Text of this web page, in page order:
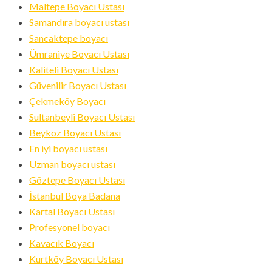
Maltepe Boyacı Ustası
Samandıra boyacı ustası
Sancaktepe boyacı
Ümraniye Boyacı Ustası
Kaliteli Boyacı Ustası
Güvenilir Boyacı Ustası
Çekmeköy Boyacı
Sultanbeyli Boyacı Ustası
Beykoz Boyacı Ustası
En iyi boyacı ustası
Uzman boyacı ustası
Göztepe Boyacı Ustası
İstanbul Boya Badana
Kartal Boyacı Ustası
Profesyonel boyacı
Kavacık Boyacı
Kurtköy Boyacı Ustası